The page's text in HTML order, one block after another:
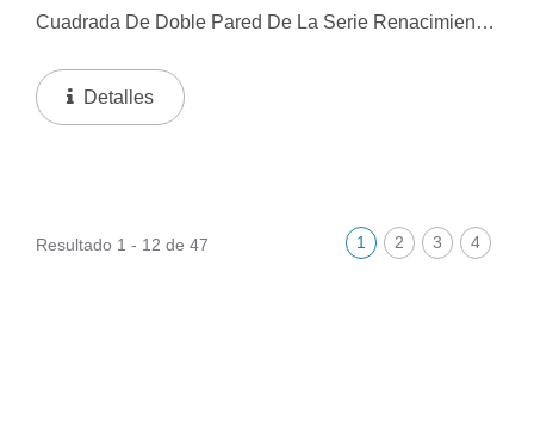
Cuadrada De Doble Pared De La Serie Renacimiento.
Como A Mujeres, Ofreciendo Durabilidad Y Elegancia
Para Todas...
Detalles
Resultado 1 - 12 de 47 1 2 3 4